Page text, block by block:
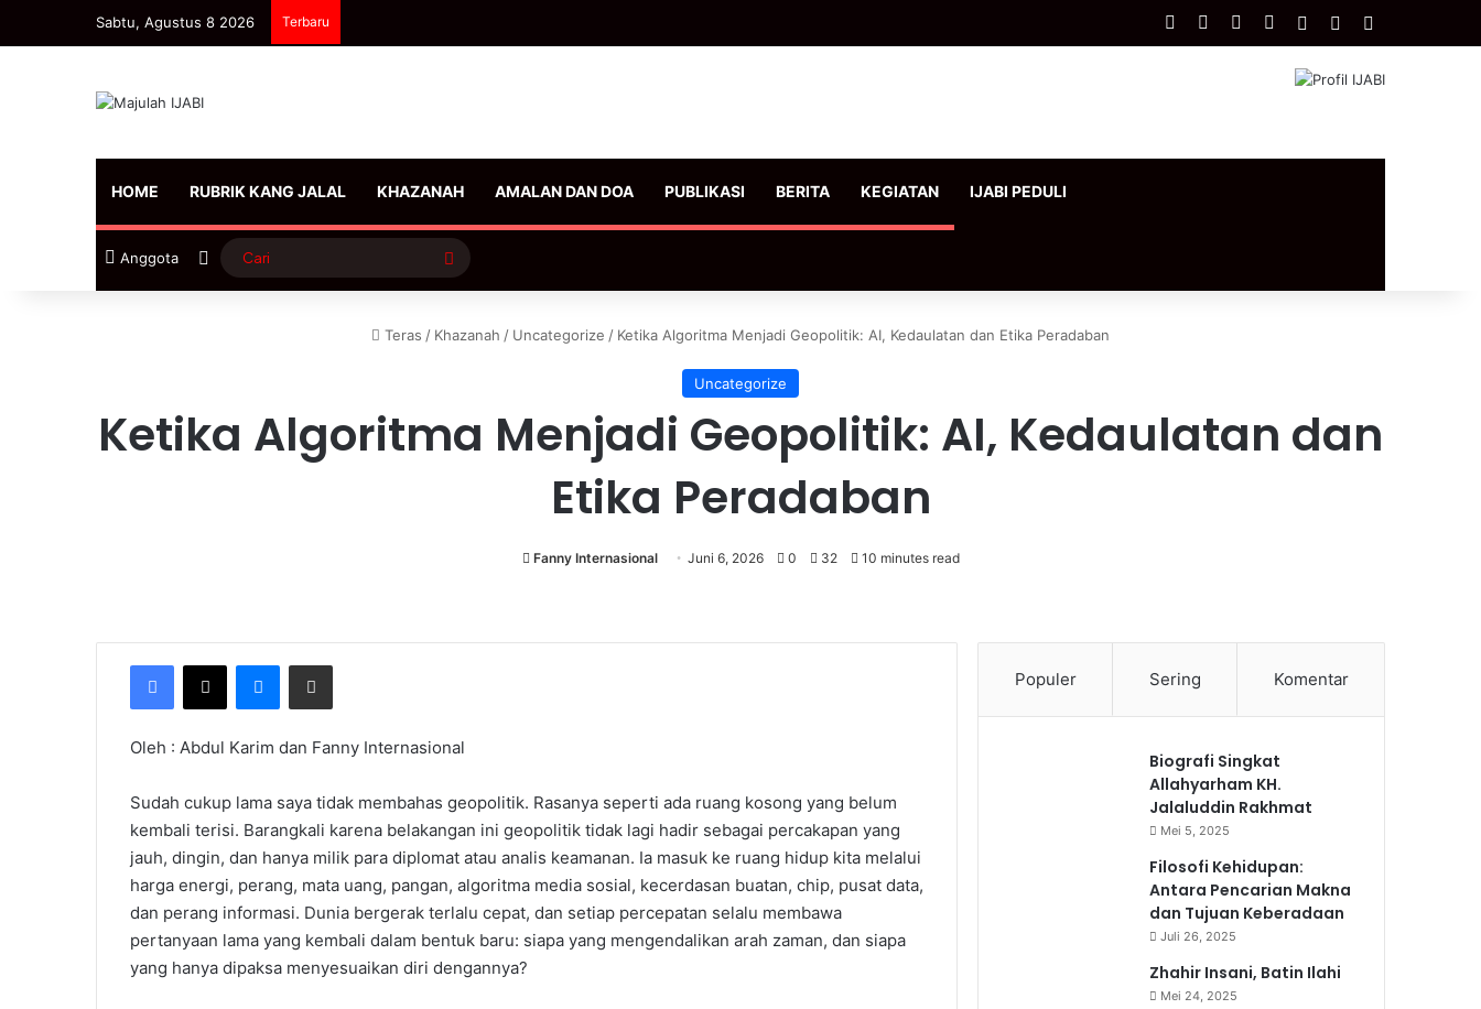
Sabtu, Agustus 8 2026 Terbaru Facebook YouTubeInstagram
Log InArtikel Acak
HOME RUBRIK KANG JALAL KHAZANAH AMALAN DAN DOA PUBLIKASI BERITA KEGIATAN IJABI PEDULI
Anggota Sidebar Cari
Teras / Khazanah / Uncategorize / Ketika Algoritma Menjadi Geopolitik: AI, Kedaulatan dan Etika Peradaban
Uncategorize
Ketika Algoritma Menjadi Geopolitik: AI, Kedaulatan dan
Etika Peradaban
Fanny Internasional Juni 6, 2026 0 32 10 minutes read
Facebook
X Messenger
Share via Email
Oleh : Abdul Karim dan Fanny Internasional
Sudah cukup lama saya tidak membahas geopolitik. Rasanya seperti ada ruang kosong yang belum
kembali terisi. Barangkali karena belakangan ini geopolitik tidak lagi hadir sebagai percakapan yang
jauh, dingin, dan hanya milik para diplomat atau analis keamanan. Ia masuk ke ruang hidup kita melalui
harga energi, perang, mata uang, pangan, algoritma media sosial, kecerdasan buatan, chip, pusat data,
dan perang informasi. Dunia bergerak terlalu cepat, dan setiap percepatan selalu membawa
pertanyaan lama yang kembali dalam bentuk baru: siapa yang mengendalikan arah zaman, dan siapa
yang hanya dipaksa menyesuaikan diri dengannya?
Populer Sering Komentar
Biografi Singkat
Allahyarham KH.
Jalaluddin Rakhmat
Mei 5, 2025
Filosofi Kehidupan:
Antara Pencarian Makna
dan Tujuan Keberadaan
Juli 26, 2025
Zhahir Insani, Batin Ilahi
Mei 24, 2025